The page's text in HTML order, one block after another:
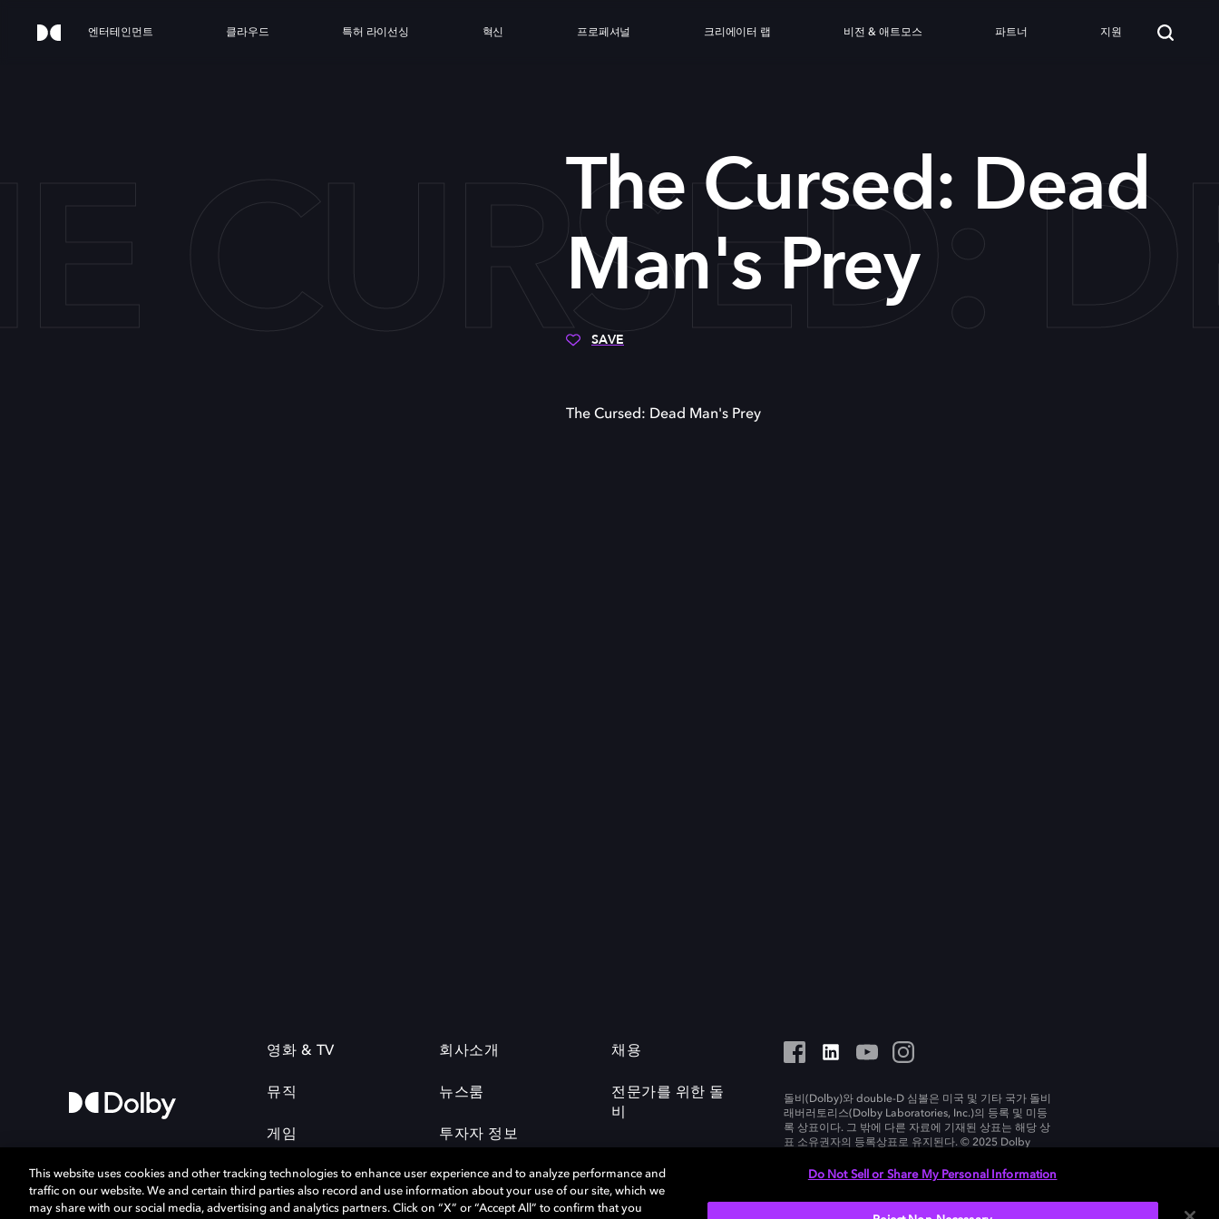
엔터테인먼트 클라우드 특허 라이선싱 혁신 프로페셔널 크리에이터 랩 비전 & 애트모스 파트너 지원
CURSED:
The Cursed: Dead
Man's Prey
SAVE
The Cursed: Dead Man's Prey
영화 & TV
뮤직
게임
회사소개
뉴스룸
투자자 정보
채용
전문가를 위한 돌
비
돌비(Dolby)와 double-D 심볼은 미국 및 기타 국가 돌비
래버러토리스(Dolby Laboratories, Inc.)의 등록 및 미등
록 상표이다. 그 밖에 다른 자료에 기재된 상표는 해당 상
표 소유권자의 등록상표로 유지된다. © 2025 Dolby
This website uses cookies and other tracking technologies to enhance user experience and to analyze performance and
traffic on our website. We and certain third parties also record and use information about your use of our site, which we
may share with our social media, advertising and analytics partners. Click on “X” or “Accept All” to confirm that you
Do Not Sell or Share My Personal Information